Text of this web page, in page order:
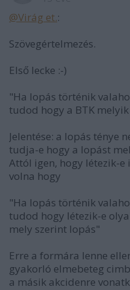
@Virág et.:
Szövegértelmezés.
Első lecke :-)
"Ha lopás történik
tudod hogy a BTK
Jelentése: a lopás ténye
tudja-e hogy a lopást
Attól igen, hogy létezik-
volna hogy
"Ha lopás történik
tudod hogy létezik-e
mely szerint lopás"
Erre a formára lenne
gyakorló elmebeteg
a másik akcidenre